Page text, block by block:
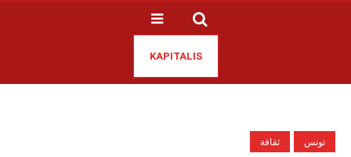
KAPITALIS
تونس ثقافة